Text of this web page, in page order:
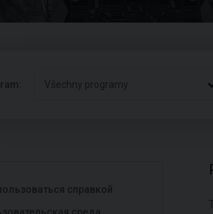
Všechny programy
справкой